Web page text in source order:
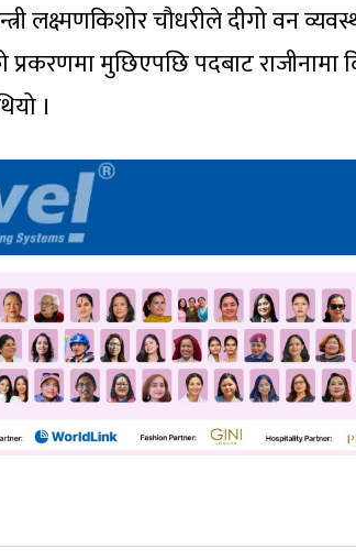
लक्ष्मणकिशोर चौधरीले दीगो वन
मुछिएपछि पदबाट राजीनामा
।